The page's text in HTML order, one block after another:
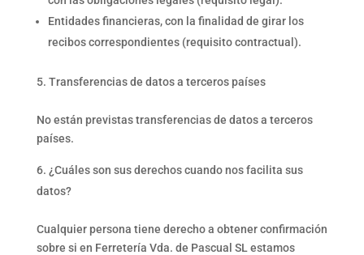
Entidades financieras, con la finalidad de girar los
recibos correspondientes (requisito contractual).
Transferencias de datos a terceros países
No están previstas transferencias de datos a terceros
países.
¿Cuáles son sus derechos cuando nos facilita sus
datos?
Cualquier persona tiene derecho a obtener confirmación
sobre si en Ferretería Vda. de Pascual SL estamos